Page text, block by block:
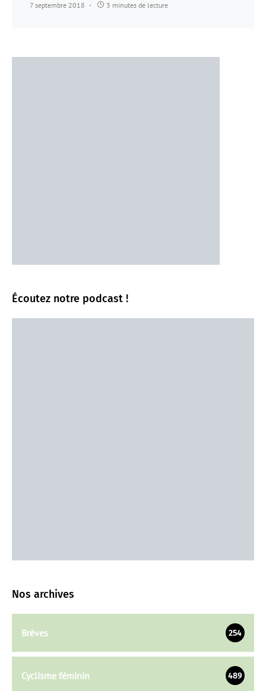
7 septembre 2018 3 minutes de lecture
Écoutez notre podcast !
Nos archives
Brèves 254
Cyclisme féminin 489